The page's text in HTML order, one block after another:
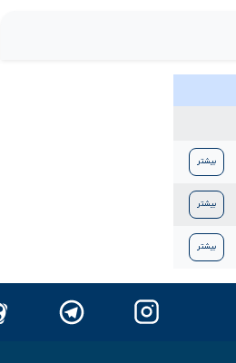
بیشتر
بیشتر
بیشتر